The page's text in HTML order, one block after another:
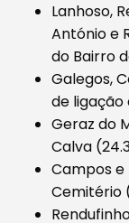
Lanhoso,
António e
do Bairro
Galegos,
de ligação
Geraz do
Calva
Campos e
Cemitério